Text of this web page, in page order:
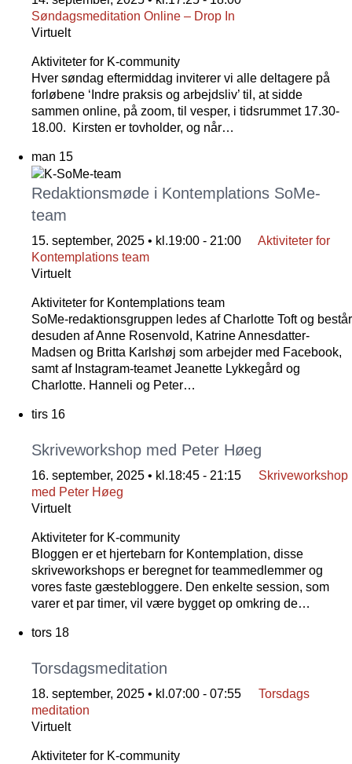
Søndagsmeditation Online – Drop In
Virtuelt
Aktiviteter for K-community
Hver søndag eftermiddag inviterer vi alle deltagere på
forløbene ‘Indre praksis og arbejdsliv’ til, at sidde
sammen online, på zoom, til vesper, i tidsrummet 17.30-
18.00. Kirsten er tovholder, og når…
man 15
Redaktionsmøde i Kontemplations SoMe-
team
15. september, 2025 • kl.19:00 - 21:00
Aktiviteter for
Kontemplations team
Virtuelt
Aktiviteter for Kontemplations team
SoMe-redaktionsgruppen ledes af Charlotte Toft og består
desuden af Anne Rosenvold, Katrine Annesdatter-
Madsen og Britta Karlshøj som arbejder med Facebook,
samt af Instagram-teamet Jeanette Lykkegård og
Charlotte. Hanneli og Peter…
tirs 16
Skriveworkshop med Peter Høeg
16. september, 2025 • kl.18:45 - 21:15
Skriveworkshop
med Peter Høeg
Virtuelt
Aktiviteter for K-community
Bloggen er et hjertebarn for Kontemplation, disse
skriveworkshops er beregnet for teammedlemmer og
vores faste gæstebloggere. Den enkelte session, som
varer et par timer, vil være bygget op omkring de…
tors 18
Torsdagsmeditation
18. september, 2025 • kl.07:00 - 07:55
Torsdags
meditation
Virtuelt
Aktiviteter for K-community